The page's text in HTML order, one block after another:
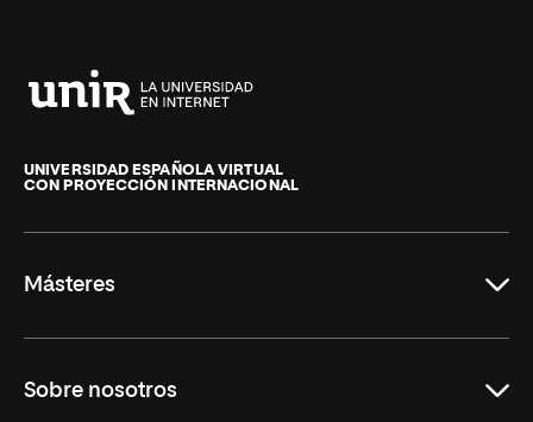
de
La
UNIVERSIDAD ESPAÑOLA VIRTUAL
CON PROYECCIÓN INTERNACIONAL
Másteres
Derecho
Sobre nosotros